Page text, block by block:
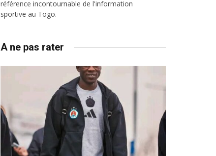
référence incontournable de l'information
sportive au Togo.
A ne pas rater